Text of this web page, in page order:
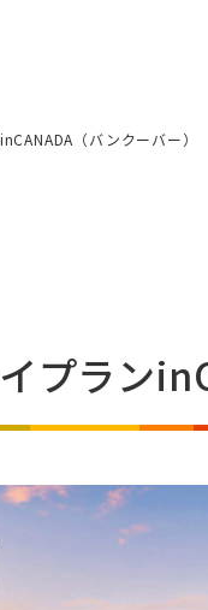
（バンクーバー）
プラン